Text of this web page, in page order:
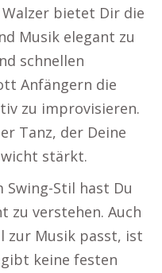
bietet Dir die
Musik elegant zu
schnellen
Anfängern die
zu improvisieren.
Tanz, der Deine
stärkt.
Swing-Stil hast Du
zu verstehen. Auch
zur Musik passt, ist
keine festen